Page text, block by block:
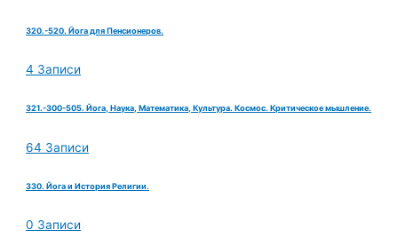
320.-520. Йога для Пенсионеров.
4 Записи
321.-300-505. Йога, Наука, Математика, Культура. Космос. Критическое мышление.
64 Записи
330. Йога и История Религии.
0 Записи